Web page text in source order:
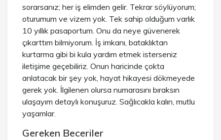
sorarsanız; her iş elimden gelir. Tekrar söylüyorum;
oturumum ve vizem yok. Tek sahip olduğum varlık
10 yıllık pasaportum. Onu da neye güvenerek
çıkarttım bilmiyorum. İş imkanı, bataklıktan
kurtarma gibi bi kula yardım etmek isterseniz
iletişime geçebiliriz. Onun haricinde çokta
anlatacak bir şey yok, hayat hikayesi dökmeyede
gerek yok. İlgilenen olursa numarasını bıraksın
ulaşayım detaylı konuşuruz. Sağlıcakla kalın, mutlu
yaşamlar.
Gereken Beceriler